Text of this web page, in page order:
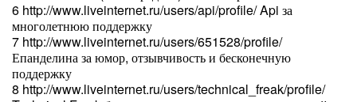
6 http://www.liveinternet.ru/users/api/profile/ Api за
многолетнюю поддержку
7 http://www.liveinternet.ru/users/651528/profile/
Епанделина за юмор, отзывчивость и бесконечную
поддержку
8 http://www.liveinternet.ru/users/technical_freak/profile/